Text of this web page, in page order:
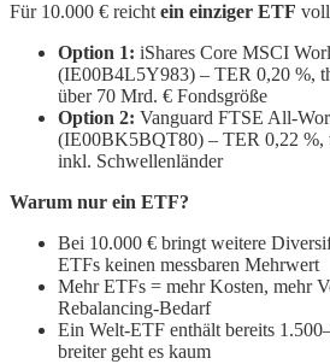
Für 10.000 € reicht ein einziger ETF
Option 1: iShares Core MSCI
(IE00B4L5Y983) – TER 0,20 %,
über 70 Mrd. € Fondsgröße
Option 2: Vanguard FTSE All-
(IE00BK5BQT80) – TER 0,22 %,
inkl. Schwellenländer
Warum nur ein ETF?
Bei 10.000 € bringt weitere
ETFs keinen messbaren Mehrwert
Mehr ETFs = mehr Kosten, mehr
Rebalancing-Bedarf
Ein Welt-ETF enthält bereits
breiter geht es kaum